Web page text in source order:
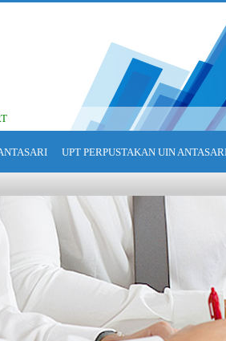
UPT PERPUSTAKAN UIN